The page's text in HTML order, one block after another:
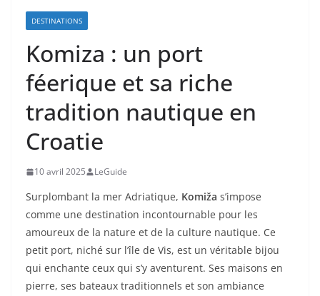
DESTINATIONS
Komiza : un port
féerique et sa riche
tradition nautique en
Croatie
10 avril 2025 LeGuide
Surplombant la mer Adriatique, Komiža s’impose
comme une destination incontournable pour les
amoureux de la nature et de la culture nautique. Ce
petit port, niché sur l’île de Vis, est un véritable bijou
qui enchante ceux qui s’y aventurent. Ses maisons en
pierre, ses bateaux traditionnels et son ambiance